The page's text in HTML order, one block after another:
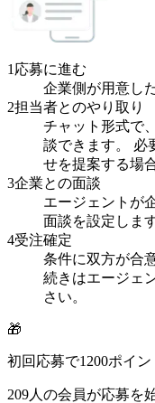
1 応募に進む
企業側が用意し
2担当者とのやり取り
チャット形式で
談できます。 必
せを提案する場
3企業との面談
エージェントが
面談を設定します
4受注確定
条件に双方が合
続きはエージェ
さい。
🎁
初回応募で1200ポイン
209人の会員が応募を